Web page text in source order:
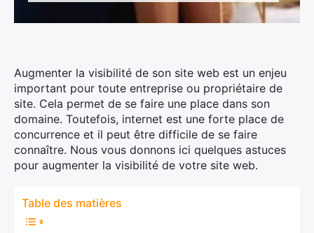
Augmenter la visibilité de son site web est un enjeu
important pour toute entreprise ou propriétaire de
site. Cela permet de se faire une place dans son
domaine. Toutefois, internet est une forte place de
concurrence et il peut être difficile de se faire
connaître. Nous vous donnons ici quelques astuces
pour augmenter la visibilité de votre site web.
Table des matières